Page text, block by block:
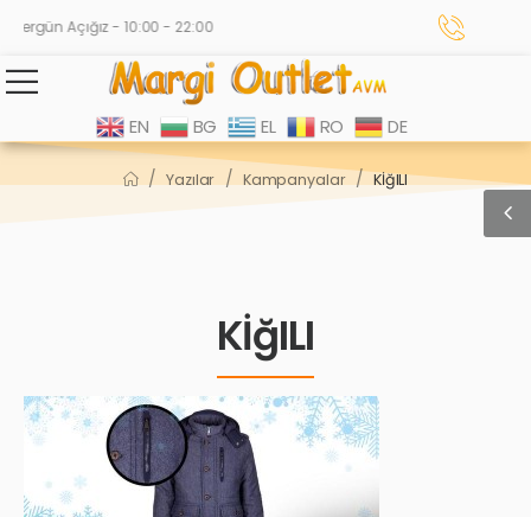
Hergün Açığız - 10:00 - 22:00
EN BG EL RO DE
/ Yazılar / Kampanyalar / KİğILI
KİğILI